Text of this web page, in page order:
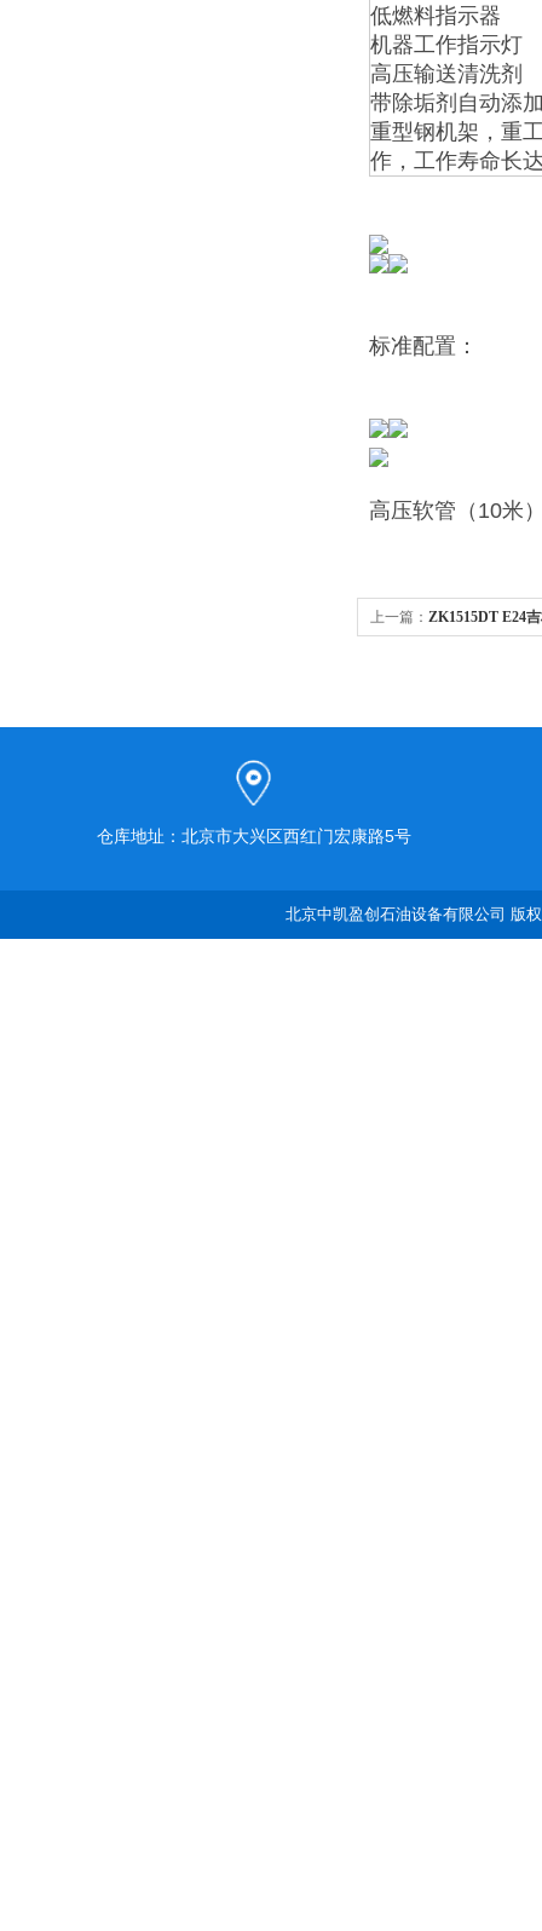
低燃料指示器
机器工作指示灯
高压输送清洗剂
带除垢剂自动添
重型钢机架，重
作，工作寿命长
标准配置：
高压软管（10
上一篇： ZK1515DT E24
仓库地址：北京市大兴区西红门宏康路5号
北京中凯盈创石油设备有限公司 版